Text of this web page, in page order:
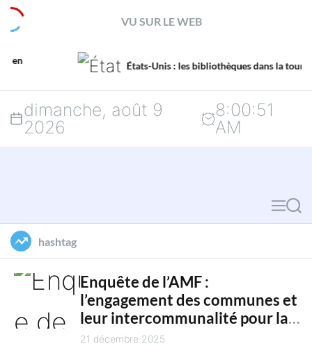
p
t
VU SUR LE WEB
États-Unis : les bibliothèques dans la tourmente
dimanche, août 9
2026
8:00:52
AM
M
n
S
a
c
h
hashtag
Enquête de l’AMF :
l’engagement des communes et
leur intercommunalité pour la
culture en 2025
21 décembre 2025